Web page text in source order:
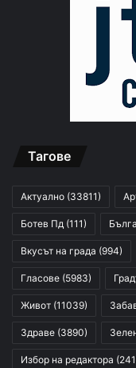
Тагове
Актуално (33811)
Ботев Пд (111)
Вкусът на града (994)
Гласове (5983)
Живот (11039)
Здраве (3890)
Избор на редактора